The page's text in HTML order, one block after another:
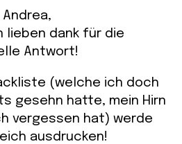
Andrea,
lieben dank für die
Antwort!
(welche ich doch
gesehn hatte, mein Hirn
vergessen hat) werde
ausdrucken!